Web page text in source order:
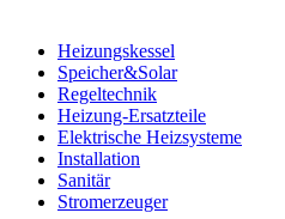
Heizungskessel
Speicher&Solar
Regeltechnik
Heizung-Ersatzteile
Elektrische Heizsysteme
Installation
Sanitär
Stromerzeuger